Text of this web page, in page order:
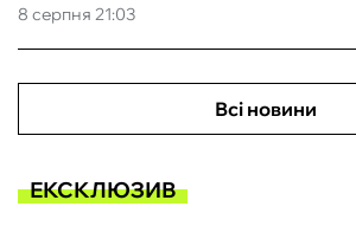
8 серпня 21:03
Всі новини
ЕКСКЛЮЗИВ